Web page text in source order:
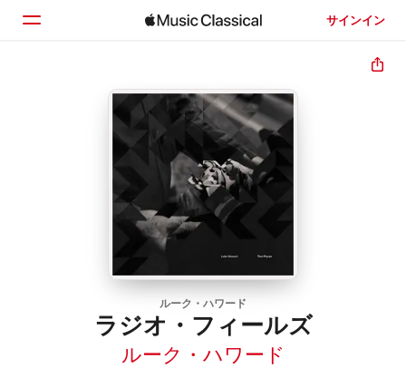
サインイン
ルーク・ハワード
ラジオ・フィールズ
ルーク・ハワード